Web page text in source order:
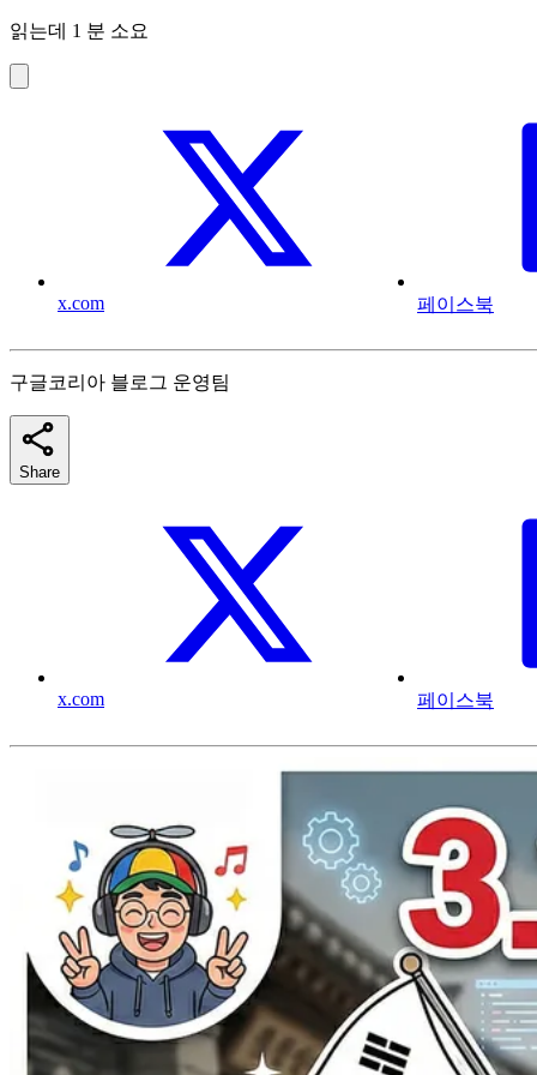
읽는데 1 분 소요
x.com 페이스북
구글코리아 블로그 운영팀
Share
x.com 페이스북